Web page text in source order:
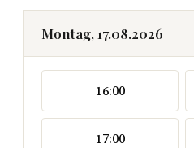
Montag, 17.08.2026
16:00
17:00